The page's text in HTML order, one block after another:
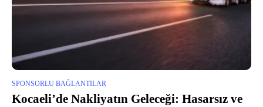
SPONSORLU BAĞLANTILAR
Kocaeli’de Nakliyatın Geleceği: Hasarsız ve